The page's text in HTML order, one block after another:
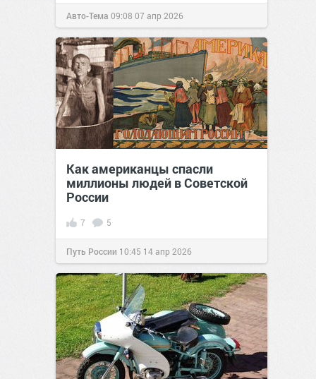
Авто-Тема 09:08 07 апр 2026
Как американцы спасли
миллионы людей в Советской
России
7 5
Путь России 10:45 14 апр 2026